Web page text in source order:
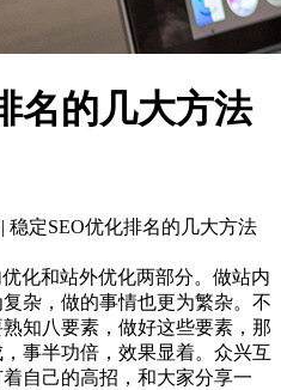
名的几大方法
| 稳定SEO优化排名的几大方法
化和站外优化两部分。做站内
杂，做的事情也更为繁杂。不
知八要素，做好这些要素，那
事半功倍，效果显着。众兴互
自己的高招，和大家分享一